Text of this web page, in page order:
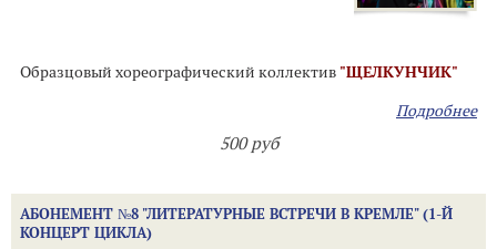
Образцовый хореографический коллектив "ЩЕЛКУНЧИК"
Подробнее
500 руб
АБОНЕМЕНТ №8 "ЛИТЕРАТУРНЫЕ ВСТРЕЧИ В КРЕМЛЕ" (1-Й
КОНЦЕРТ ЦИКЛА)